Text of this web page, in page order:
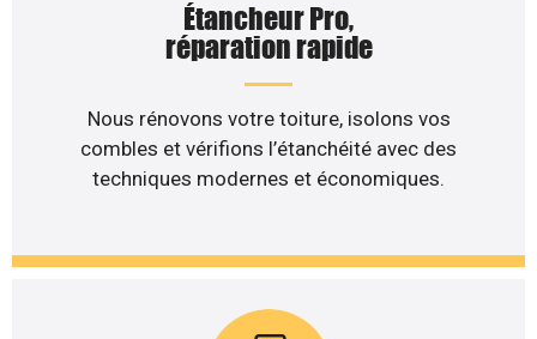
Étancheur Pro,
réparation rapide
Nous rénovons votre toiture, isolons vos
combles et vérifions l’étanchéité avec des
techniques modernes et économiques.